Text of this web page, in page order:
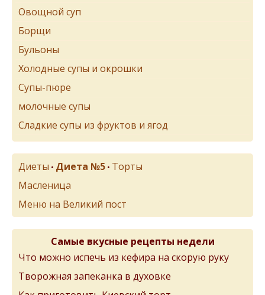
Овощной суп
Борщи
Бульоны
Холодные супы и окрошки
Супы-пюре
молочные супы
Сладкие супы из фруктов и ягод
Диеты • Диета №5 • Торты
Масленица
Меню на Великий пост
Самые вкусные рецепты недели
Что можно испечь из кефира на скорую руку
Творожная запеканка в духовке